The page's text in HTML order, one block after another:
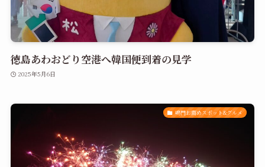
徳島あわおどり空港へ韓国便到着の見学
2025年5月6日
鳴門お薦めスポット&グルメ